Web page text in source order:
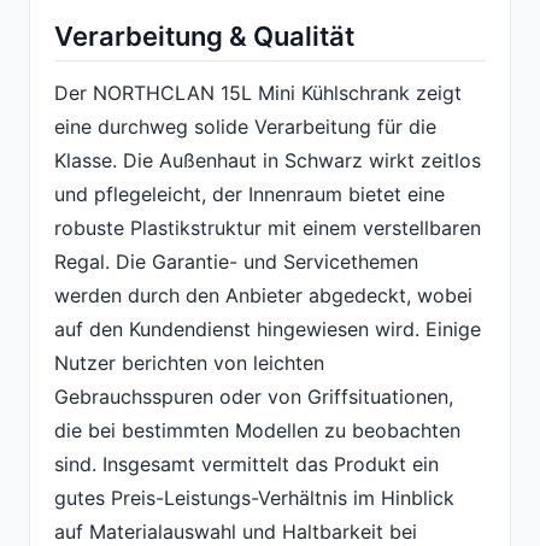
Verarbeitung & Qualität
Der NORTHCLAN 15L Mini Kühlschrank zeigt
eine durchweg solide Verarbeitung für die
Klasse. Die Außenhaut in Schwarz wirkt zeitlos
und pflegeleicht, der Innenraum bietet eine
robuste Plastikstruktur mit einem verstellbaren
Regal. Die Garantie- und Servicethemen
werden durch den Anbieter abgedeckt, wobei
auf den Kundendienst hingewiesen wird. Einige
Nutzer berichten von leichten
Gebrauchsspuren oder von Griffsituationen,
die bei bestimmten Modellen zu beobachten
sind. Insgesamt vermittelt das Produkt ein
gutes Preis-Leistungs-Verhältnis im Hinblick
auf Materialauswahl und Haltbarkeit bei